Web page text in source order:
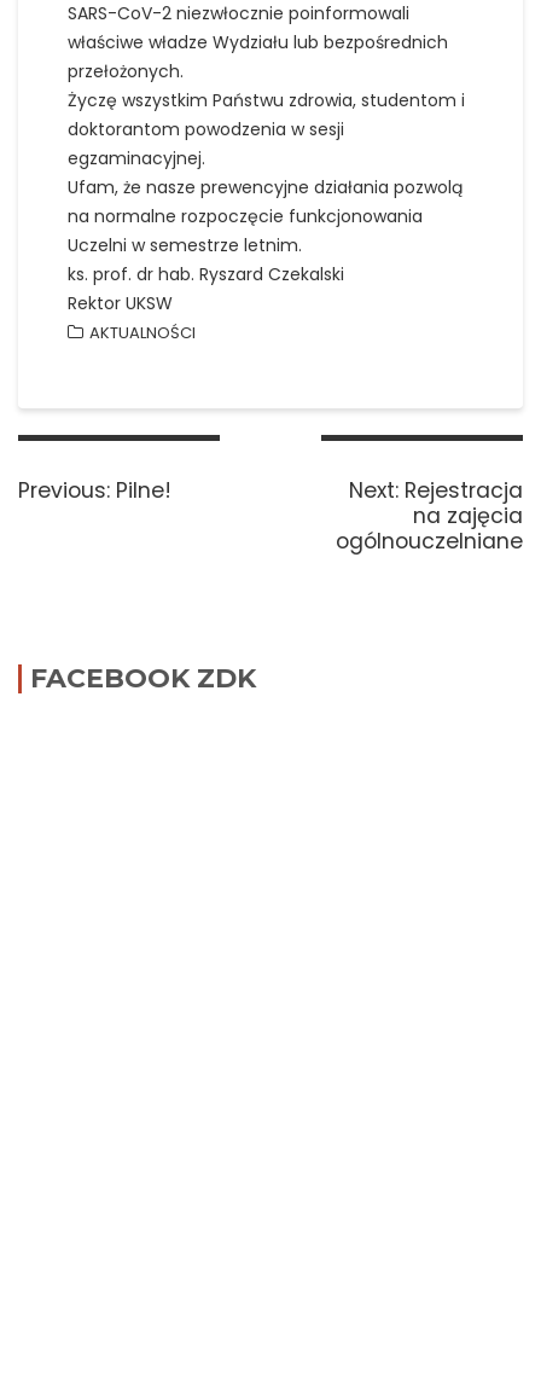
SARS-CoV-2 niezwłocznie poinformowali
właściwe władze Wydziału lub bezpośrednich
przełożonych.
Życzę wszystkim Państwu zdrowia, studentom i
doktorantom powodzenia w sesji
egzaminacyjnej.
Ufam, że nasze prewencyjne działania pozwolą
na normalne rozpoczęcie funkcjonowania
Uczelni w semestrze letnim.
ks. prof. dr hab. Ryszard Czekalski
Rektor UKSW
AKTUALNOŚCI
Nawigacja
Previous: Previous
Pilne! Next: Next
post:
Rejestracja
na zajęcia
ogólnouczelniane
FACEBOOK ZDK